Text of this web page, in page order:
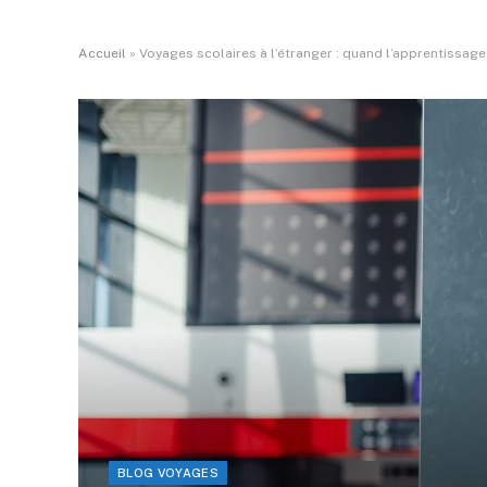
Accueil » Voyages scolaires à l’étranger : quand
BLOG VOYAGES